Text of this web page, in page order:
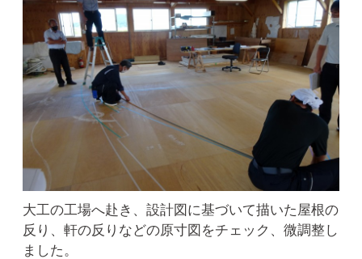
大工の工場へ赴き、設計図に基づいて描いた屋根の
反り、軒の反りなどの原寸図をチェック、微調整し
ました。